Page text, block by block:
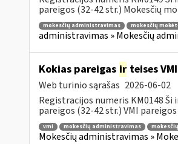
pareigos (32-42 str.) Mokesčių
mokesčių administravimas mokesčių
administravimas » Mokesčių
Kokias pareigas irteises
Web turinio sąrašas 2026-06-02
Registracijos numeris KM0148
pareigos (32-42 str.) VMI
vmi mokesčių administravimas
Mokesčių administravimas »